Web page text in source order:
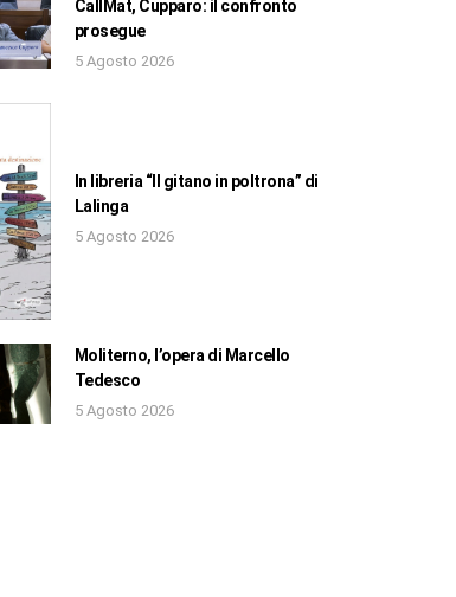
CallMat, Cupparo: il confronto
prosegue
5 Agosto 2026
In libreria “Il gitano in poltrona” di
Lalinga
5 Agosto 2026
Moliterno, l’opera di Marcello
Tedesco
5 Agosto 2026